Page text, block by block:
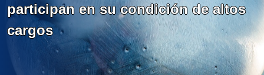
participan en su condición de altos
cargos